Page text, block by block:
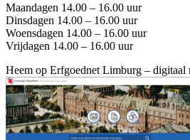
Maandagen 14.00 – 16.00 uur
Dinsdagen 14.00 – 16.00 uur
Woensdagen 14.00 – 16.00 uur
Vrijdagen 14.00 – 16.00 uur
Heem op Erfgoednet Limburg – digitaal